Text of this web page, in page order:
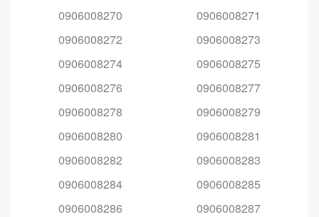
0906008270
0906008271
0906008272
0906008273
0906008274
0906008275
0906008276
0906008277
0906008278
0906008279
0906008280
0906008281
0906008282
0906008283
0906008284
0906008285
0906008286
0906008287